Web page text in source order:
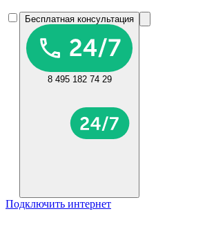
Бесплатная консультация
8 495 182 74 29
Подключить интернет